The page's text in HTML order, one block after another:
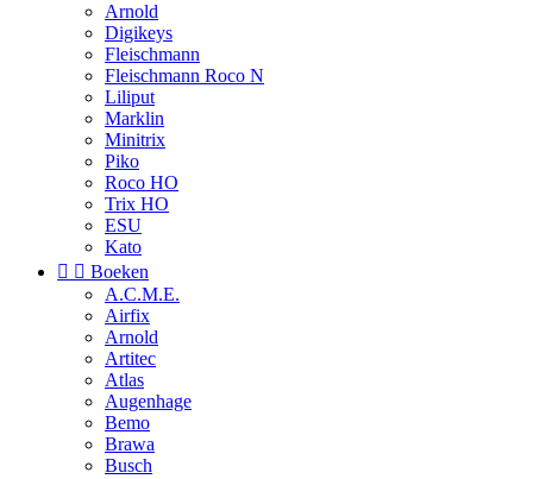
Arnold
Digikeys
Fleischmann
Fleischmann Roco N
Liliput
Marklin
Minitrix
Piko
Roco HO
Trix HO
ESU
Kato
  Boeken
A.C.M.E.
Airfix
Arnold
Artitec
Atlas
Augenhage
Bemo
Brawa
Busch